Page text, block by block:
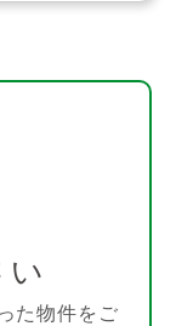
た物件をご